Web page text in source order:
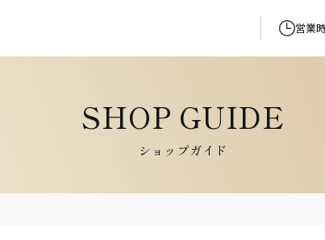
営業
ショップガイド